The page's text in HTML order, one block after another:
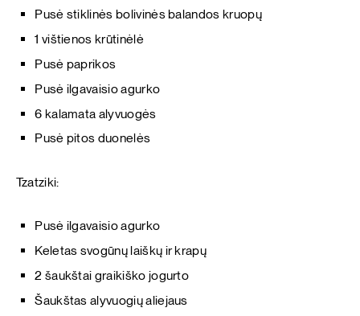
Pusė stiklinės bolivinės balandos kruopų
1 vištienos krūtinėlė
Pusė paprikos
Pusė ilgavaisio agurko
6 kalamata alyvuogės
Pusė pitos duonelės
Tzatziki:
Pusė ilgavaisio agurko
Keletas svogūnų laiškų ir krapų
2 šaukštai graikiško jogurto
Šaukštas alyvuogių aliejaus